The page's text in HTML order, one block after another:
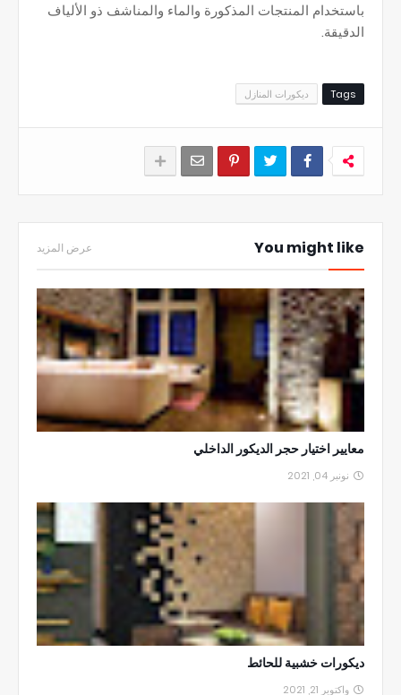
باستخدام المنتجات المذكورة والماء والمناشف ذو الألياف
الدقيقة.
Tags ديكورات المنازل
You might like عرض المزيد
معايير اختيار حجر الديكور الداخلي
نونبر 04, 2021
ديكورات خشبية للحائط
واكتوبر 21, 2021